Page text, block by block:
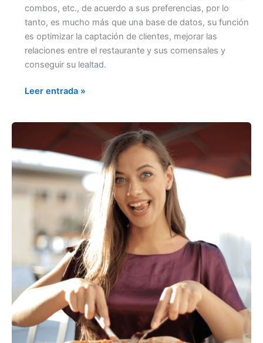
combos, etc., de acuerdo a sus preferencias, por lo
tanto, es mucho más que una base de datos, su función
es optimizar la captación de clientes, mejorar las
relaciones entre el restaurante y sus comensales y
conseguir su lealtad.
Leer entrada »
EXPERIENCIA
DEL
CLIENTE
RESTAURANTE
DE
COMIDA
RÁPIDA